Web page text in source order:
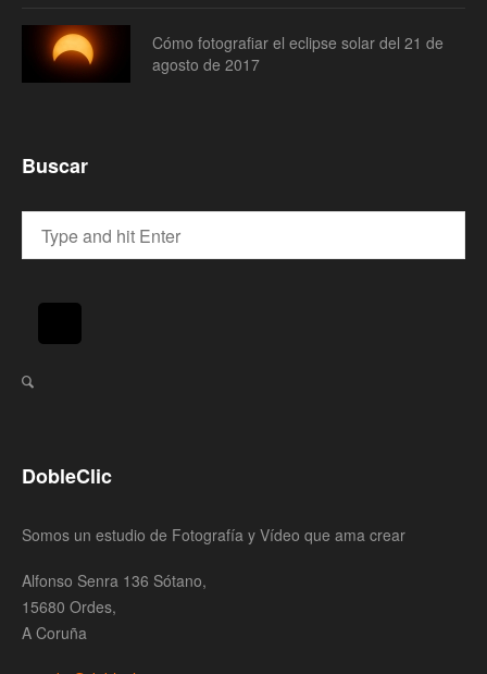
Cómo fotografiar el eclipse solar del 21 de
agosto de 2017
Buscar
DobleClic
Somos un estudio de Fotografía y Vídeo que ama crear
Alfonso Senra 136 Sótano,
15680 Ordes,
A Coruña